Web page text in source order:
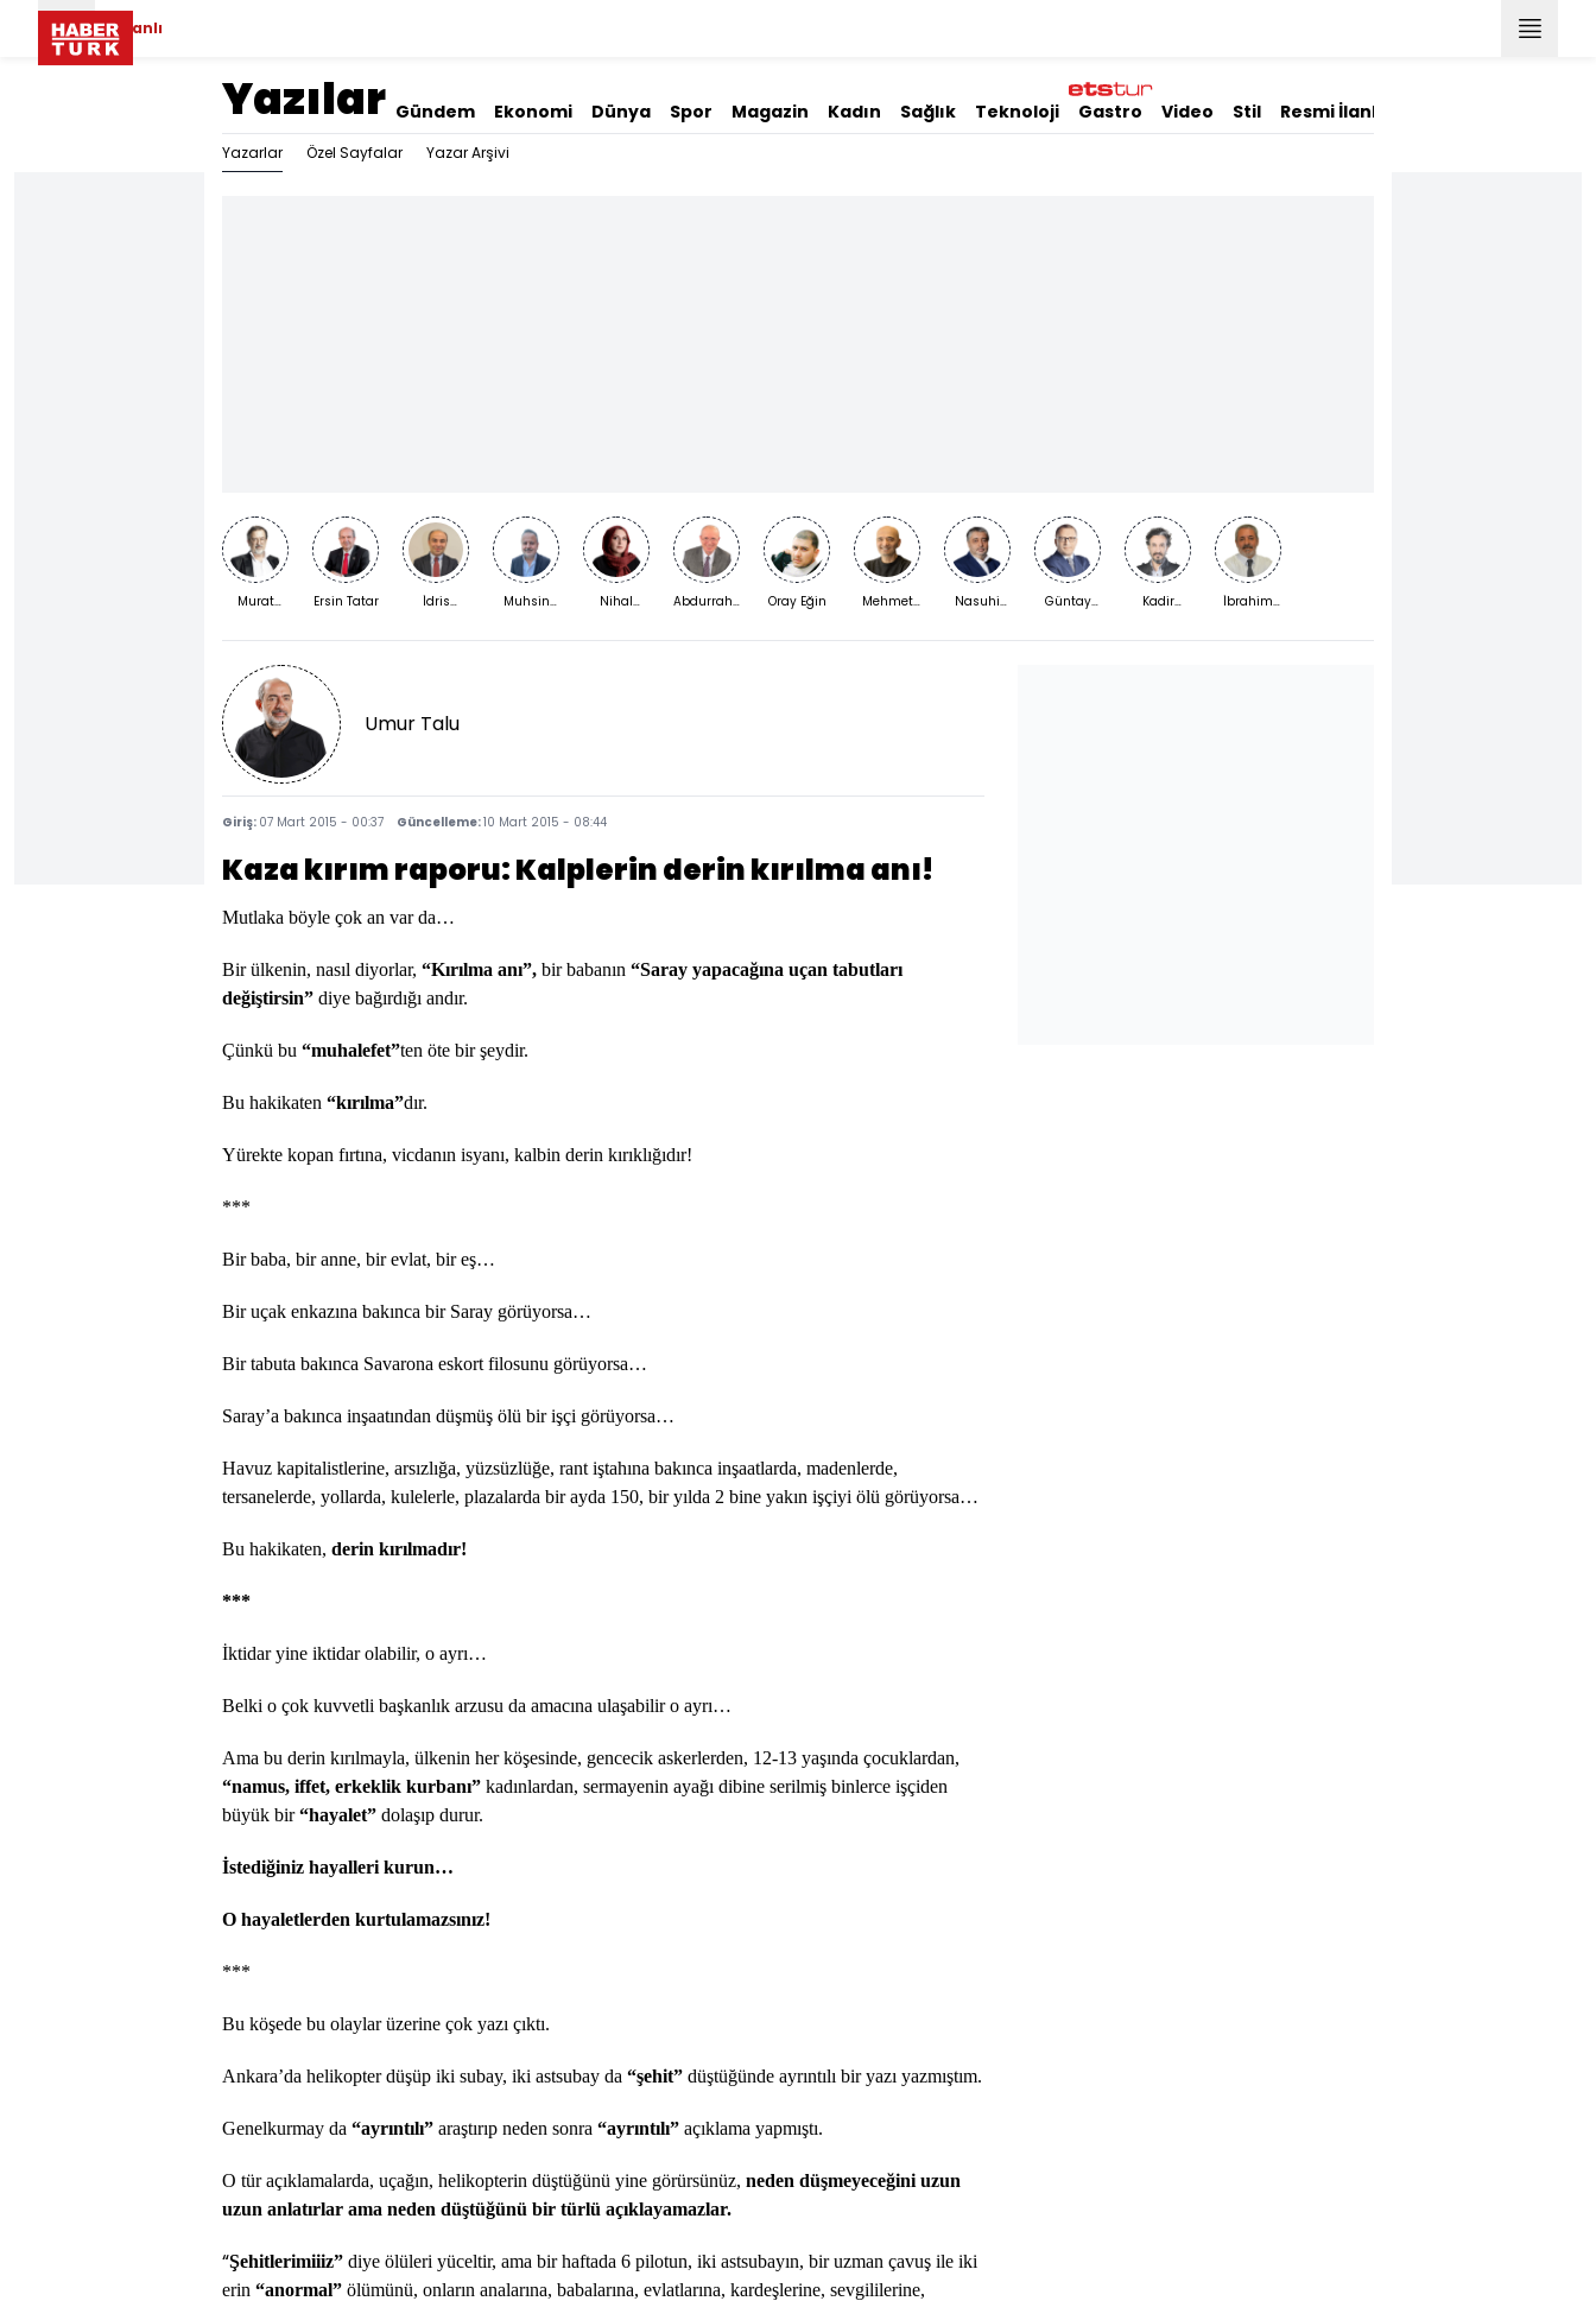
Canlı
Yazılar Gündem Ekonomi Dünya Spor Magazin Kadın Sağlık Teknoloji Gastro Video Stil Resmi İlanlar
Yazarlar Özel Sayfalar Yazar Arşivi
Murat
Ersin Tatar
İdris
Muhsin
Nihal
Abdurrahman
Oray Eğin
Mehmet
Nasuhi
Güntay
Kadir
İbrahim
Umur Talu
Giriş: 07 Mart 2015 - 00:37 Güncelleme:10 Mart 2015 - 08:44
Kaza kırım raporu: Kalplerin derin kırılma anı!
Mutlaka böyle çok an var da…
Bir ülkenin, nasıl diyorlar, “Kırılma anı”, bir babanın “Saray yapacağına uçan tabutları
değiştirsin” diye bağırdığı andır.
Çünkü bu “muhalefet”ten öte bir şeydir.
Bu hakikaten “kırılma”dır.
Yürekte kopan fırtına, vicdanın isyanı, kalbin derin kırıklığıdır!
***
Bir baba, bir anne, bir evlat, bir eş…
Bir uçak enkazına bakınca bir Saray görüyorsa…
Bir tabuta bakınca Savarona eskort filosunu görüyorsa…
Saray’a bakınca inşaatından düşmüş ölü bir işçi görüyorsa…
Havuz kapitalistlerine, arsızlığa, yüzsüzlüğe, rant iştahına bakınca inşaatlarda, madenlerde,
tersanelerde, yollarda, kulelerle, plazalarda bir ayda 150, bir yılda 2 bine yakın işçiyi ölü görüyorsa…
Bu hakikaten, derin kırılmadır!
***
İktidar yine iktidar olabilir, o ayrı…
Belki o çok kuvvetli başkanlık arzusu da amacına ulaşabilir o ayrı…
Ama bu derin kırılmayla, ülkenin her köşesinde, gencecik askerlerden, 12-13 yaşında çocuklardan,
“namus, iffet, erkeklik kurbanı” kadınlardan, sermayenin ayağı dibine serilmiş binlerce işçiden
büyük bir“hayalet” dolaşıp durur.
İstediğiniz hayalleri kurun…
O hayaletlerden kurtulamazsınız!
***
Bu köşede bu olaylar üzerine çok yazı çıktı.
Ankara’da helikopter düşüp iki subay, iki astsubay da “şehit” düştüğünde ayrıntılı bir yazı yazmıştım.
Genelkurmay da “ayrıntılı” araştırıp neden sonra “ayrıntılı” açıklama yapmıştı.
O tür açıklamalarda, uçağın, helikopterin düştüğünü yine görürsünüz, neden düşmeyeceğini uzun
uzun anlatırlar ama neden düştüğünü bir türlü açıklayamazlar.
“Şehitlerimiiiz” diye ölüleri yüceltir, ama bir haftada 6 pilotun, iki astsubayın, bir uzman çavuş ile iki
erin “anormal” ölümünü, onların analarına, babalarına, evlatlarına, kardeşlerine, sevgililerine,